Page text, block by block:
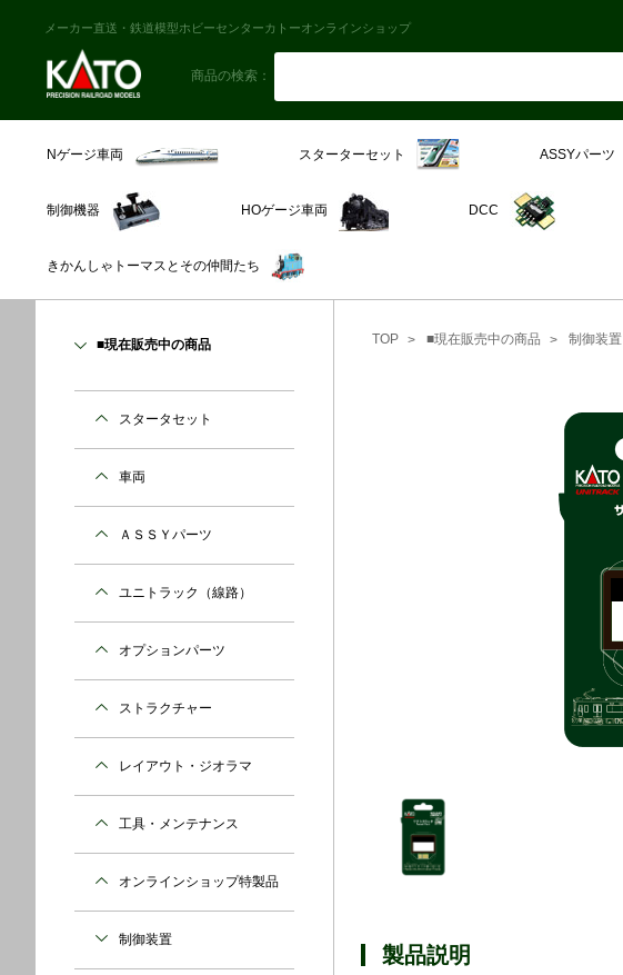
メーカー直送・鉄道模型ホビーセンターカトーオンラインショップ
商品の検索：
Nゲージ車両 スターターセット ASSYパーツ
制御機器 HOゲージ車両 DCC
きかんしゃトーマスとその仲間たち
TOP ■現在販売中の商品 制御装置
製品説明
■現在販売中の商品
スタータセット
車両
ＡＳＳＹパーツ
ユニトラック（線路）
オプションパーツ
ストラクチャー
レイアウト・ジオラマ
工具・メンテナンス
オンラインショップ特製品
制御装置